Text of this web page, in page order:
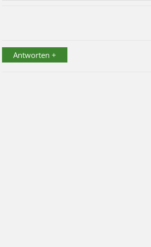
Antworten +